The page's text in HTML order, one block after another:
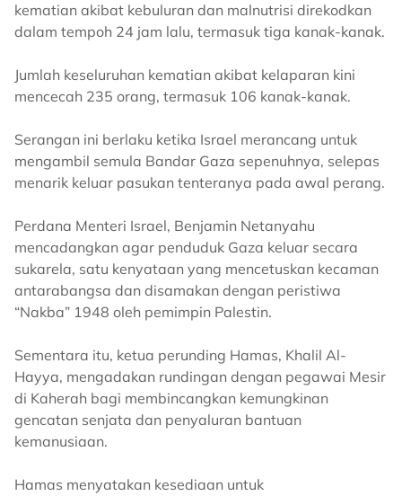
kematian akibat kebuluran dan malnutrisi direkodkan
dalam tempoh 24 jam lalu, termasuk tiga kanak-kanak.
Jumlah keseluruhan kematian akibat kelaparan kini
mencecah 235 orang, termasuk 106 kanak-kanak.
Serangan ini berlaku ketika Israel merancang untuk
mengambil semula Bandar Gaza sepenuhnya, selepas
menarik keluar pasukan tenteranya pada awal perang.
Perdana Menteri Israel, Benjamin Netanyahu
mencadangkan agar penduduk Gaza keluar secara
sukarela, satu kenyataan yang mencetuskan kecaman
antarabangsa dan disamakan dengan peristiwa
“Nakba” 1948 oleh pemimpin Palestin.
Sementara itu, ketua perunding Hamas, Khalil Al-
Hayya, mengadakan rundingan dengan pegawai Mesir
di Kaherah bagi membincangkan kemungkinan
gencatan senjata dan penyaluran bantuan
kemanusiaan.
Hamas menyatakan kesediaan untuk